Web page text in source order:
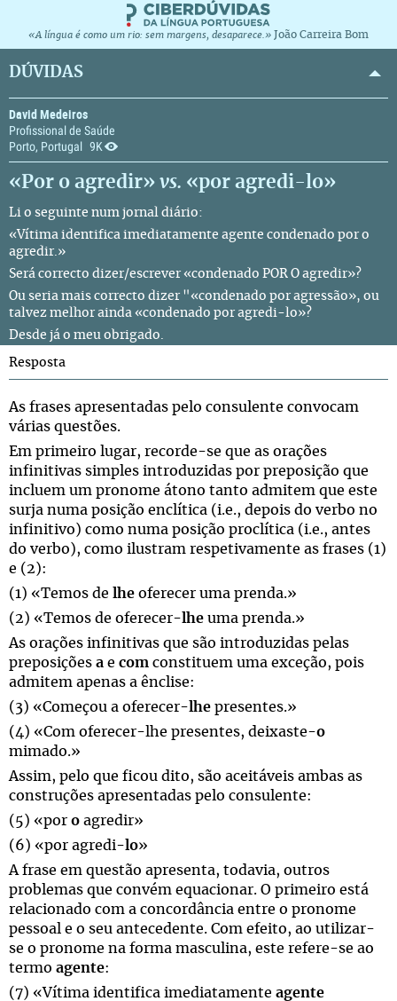
«A língua é como um rio: sem margens, desaparece.» João Carreira Bom
DÚVIDAS
David Medeiros
Profissional de Saúde
Porto, Portugal 9K
«Por o agredir» vs. «por agredi-lo»
Li o seguinte num jornal diário:
«Vítima identifica imediatamente agente condenado por o
agredir.»
Será correcto dizer/escrever «condenado POR O agredir»?
Ou seria mais correcto dizer "«condenado por agressão», ou
talvez melhor ainda «condenado por agredi-lo»?
Desde já o meu obrigado.
Resposta
As frases apresentadas pelo consulente convocam
várias questões.
Em primeiro lugar, recorde-se que as orações
infinitivas simples introduzidas por preposição que
incluem um pronome átono tanto admitem que este
surja numa posição enclítica (i.e., depois do verbo no
infinitivo) como numa posição proclítica (i.e., antes
do verbo), como ilustram respetivamente as frases (1)
e (2):
(1) «Temos de
lhe oferecer uma prenda.»
(2) «Temos de oferecer- lhe uma prenda.»
As orações infinitivas que são introduzidas pelas
preposições a e com constituem uma exceção, pois
admitem apenas a ênclise:
(3) «Começou a oferecer- lhe presentes.»
(4) «Com oferecer-lhe presentes, deixaste-o
mimado.»
Assim, pelo que ficou dito, são aceitáveis ambas as
construções apresentadas pelo consulente:
(5) «por o agredir»
(6) «por agredi- lo»
A frase em questão apresenta, todavia, outros
problemas que convém equacionar. O primeiro está
relacionado com a concordância entre o pronome
pessoal e o seu antecedente. Com efeito, ao utilizar-
se o pronome na forma masculina, este refere-se ao
termo agente:
(7) «Vítima identifica imediatamente agente